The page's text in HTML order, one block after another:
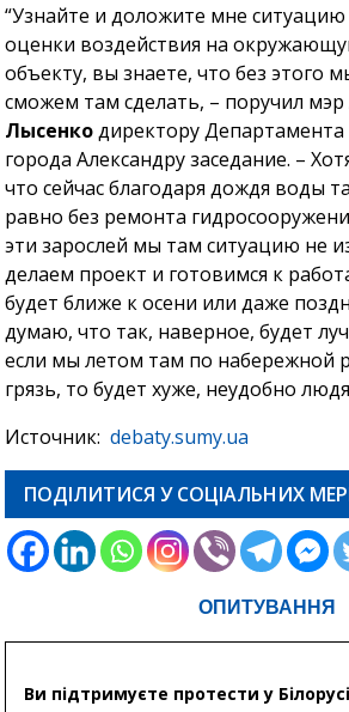
“Узнайте и доложите мне
оценки воздействия на
объекту, вы знаете, что без этого
сможем там сделать, – поручил мэр
Лысенкодиректору
города Александру заседание. –
что сейчас благодаря дождя воды
равно без ремонта
эти зарослей мы там ситуацию не
делаем проект и готовимся к
будет ближе к осени или даже
думаю, что так, наверное, будет
если мы летом там по набережной
грязь, то будет хуже, неудобно
Источник:debaty.sumy.ua
ПОДІЛИТИСЯ У СОЦІАЛЬНИХ
ОПИТУВАННЯ
Ви підтримуєте протести у